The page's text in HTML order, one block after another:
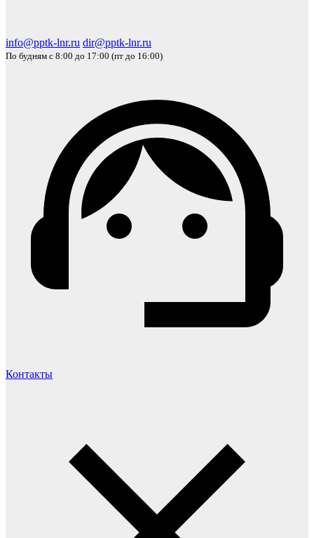
info@pptk-lnr.ru dir@pptk-lnr.ru
По будням с 8:00 до 17:00 (пт до 16:00)
Контакты